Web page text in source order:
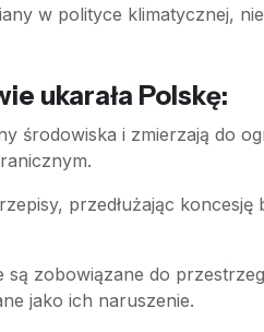
w polityce klimatycznej,
ukarała Polskę:
środowiska i zmierzają do
przedłużając
zobowiązane do
jako ich naruszenie.